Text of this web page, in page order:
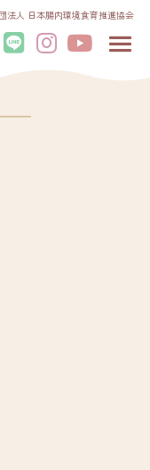
法人 日本腸内環境食育推進協会